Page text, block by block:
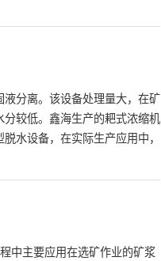
分离。该设备处理量大，在矿
较低。鑫海生产的耙式浓缩机
水设备，在实际生产应用中，
中主要应用在选矿作业的矿浆